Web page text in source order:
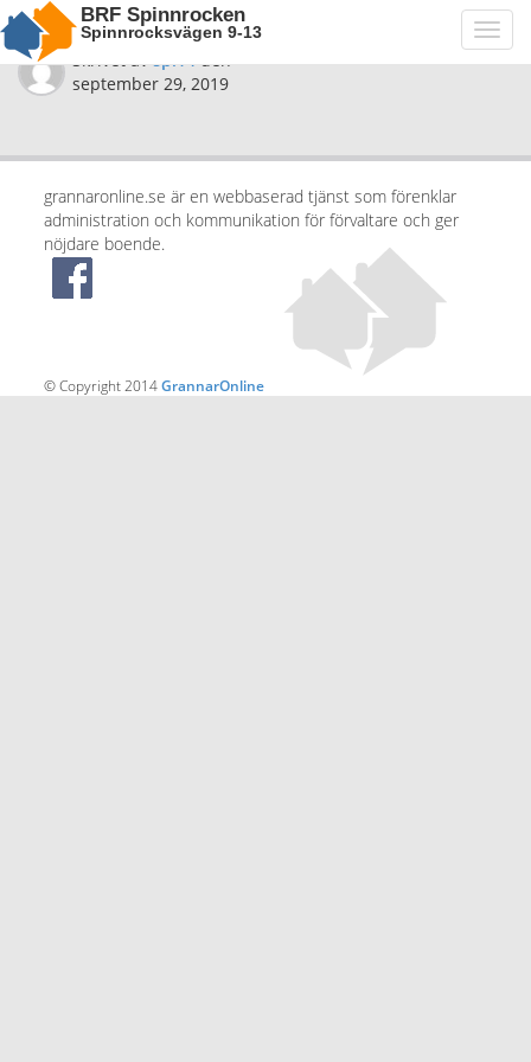
BRF Spinnrocken
Spinnrocksvägen 9-13
Skrivet avspi14den
september 29, 2019
grannaronline.se är en webbaserad tjänst som förenklar
administration och kommunikation för förvaltare och ger
nöjdare boende.
© Copyright 2014GrannarOnline